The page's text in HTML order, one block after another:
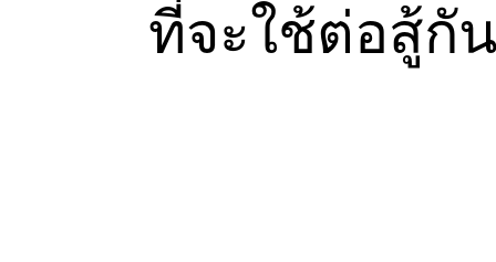
ที่จะใช้ต่อสู้กั